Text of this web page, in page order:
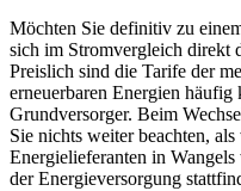
Möchten Sie definitiv zu
sich im Stromvergleich direkt
Preislich sind die Tarife der
erneuerbaren Energien häufig
Grundversorger. Beim
Sie nichts weiter beachten,
Energielieferanten in
der Energieversorgung